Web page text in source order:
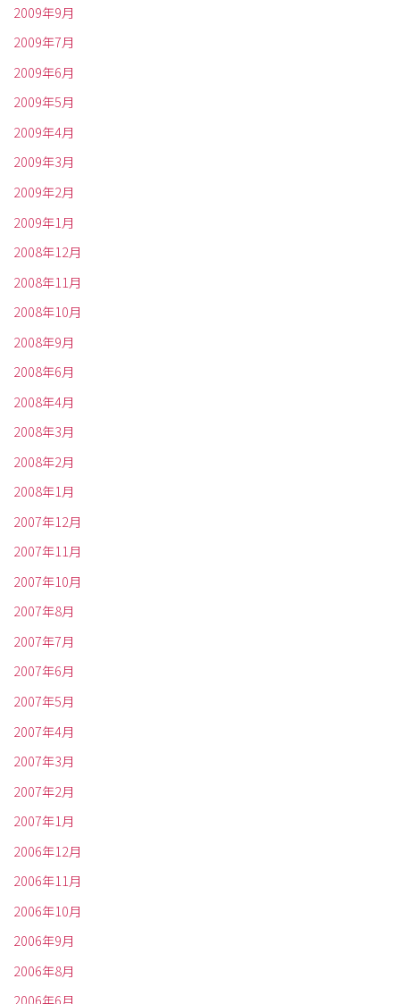
2009年9月
2009年7月
2009年6月
2009年5月
2009年4月
2009年3月
2009年2月
2009年1月
2008年12月
2008年11月
2008年10月
2008年9月
2008年6月
2008年4月
2008年3月
2008年2月
2008年1月
2007年12月
2007年11月
2007年10月
2007年8月
2007年7月
2007年6月
2007年5月
2007年4月
2007年3月
2007年2月
2007年1月
2006年12月
2006年11月
2006年10月
2006年9月
2006年8月